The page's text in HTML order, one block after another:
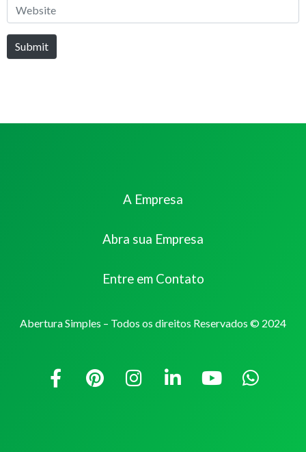
Website
Submit
A Empresa
Abra sua Empresa
Entre em Contato
Abertura Simples – Todos os direitos Reservados © 2024